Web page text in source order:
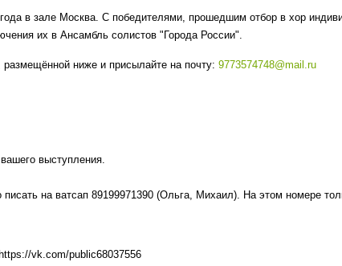
в зале Москва. С победителями, прошедшим отбор в хор
их в Ансамбль солистов "Города России".
ниже и присылайте на почту: 9773574748@mail.ru
выступления.
на ватсап 89199971390 (Ольга, Михаил). На этом номере
vk.com/public68037556